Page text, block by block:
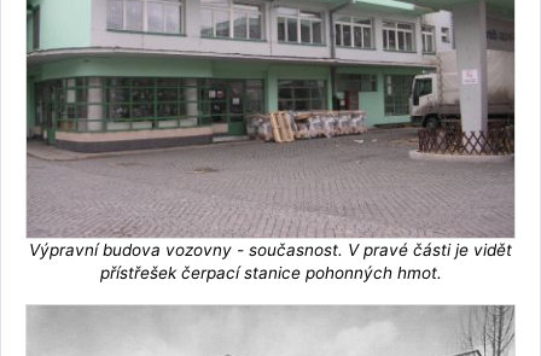
Výpravní budova vozovny - současnost. V pravé části je vidět
přístřešek čerpací stanice pohonných hmot.